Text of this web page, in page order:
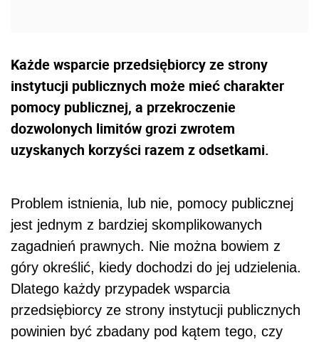
Każde wsparcie przedsiębiorcy ze strony
instytucji publicznych może mieć charakter
pomocy publicznej, a przekroczenie
dozwolonych limitów grozi zwrotem
uzyskanych korzyści razem z odsetkami.
Problem istnienia, lub nie, pomocy publicznej
jest jednym z bardziej skomplikowanych
zagadnień prawnych. Nie można bowiem z
góry określić, kiedy dochodzi do jej udzielenia.
Dlatego każdy przypadek wsparcia
przedsiębiorcy ze strony instytucji publicznych
powinien być zbadany pod kątem tego, czy